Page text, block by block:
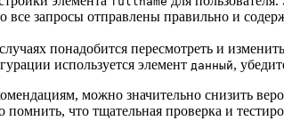
все запросы отправлены правильно и
понадобится пересмотреть и
используется элемент данный,
можно значительно снизить
что тщательная проверка и